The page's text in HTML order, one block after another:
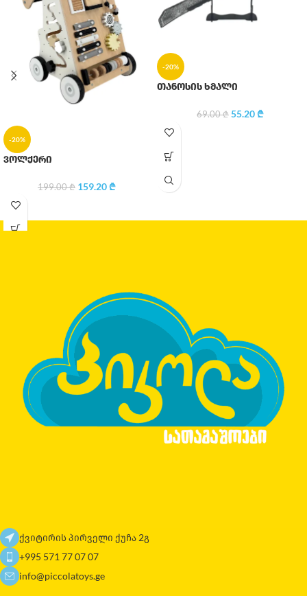
-20%
ვოლქერი
199.00₾ 159.20₾
-20%
თანოსის ხმალი
69.00₾ 55.20₾
ქვიტირის პირველი ქუჩა 2გ
+995 571 77 07 07
info@piccolatoys.ge